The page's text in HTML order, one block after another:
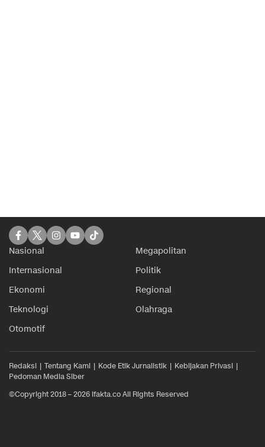
Nasional
Megapolitan
Internasional
Politik
Ekonomi
Regional
Teknologi
Olahraga
Otomotif
Redaksi Tentang Kami Kode Etik Jurnalistik
Kebijakan Privasi
Pedoman Media Siber
©Copyright 2018 – 2026 ifakta.co All Rights Reserved